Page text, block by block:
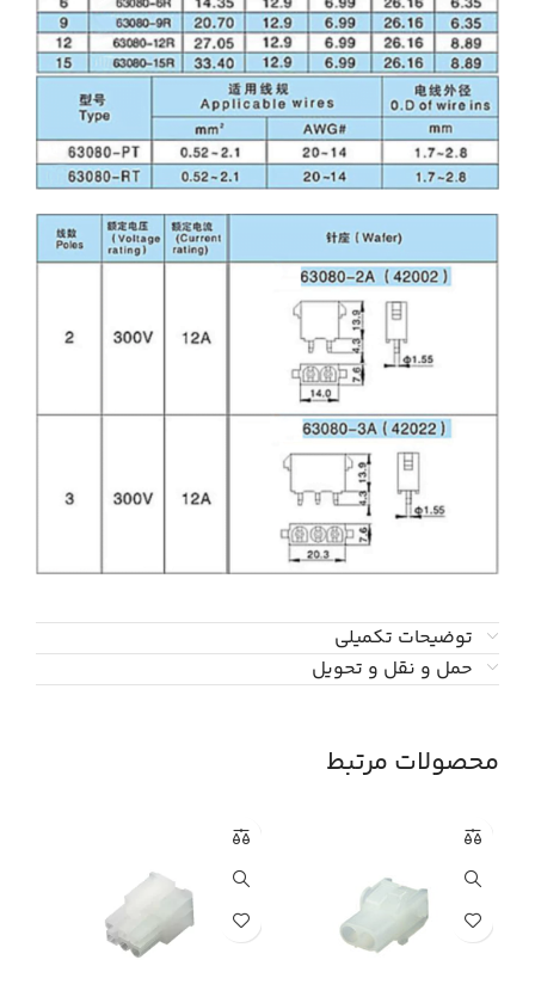
توضیحات تکمیلی
حمل و نقل و تحویل
محصولات مرتبط